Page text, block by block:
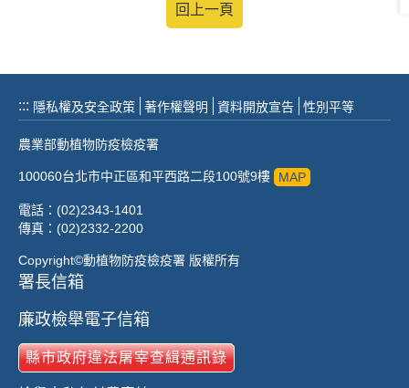
回上一頁
::: 隱私權及安全政策 著作權聲明 資料開放宣告 性別平等
農業部動植物防疫檢疫署
100060台北市中正區和平西路二段100號9樓 MAP
電話：(02)2343-1401
傳真：(02)2332-2200
Copyright©動植物防疫檢疫署 版權所有
署長信箱
廉政檢舉電子信箱
縣市政府違法屠宰查緝通訊錄